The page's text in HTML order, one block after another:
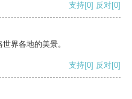
支持[0] 反对[0]
界各地的美景。
支持[0] 反对[0]